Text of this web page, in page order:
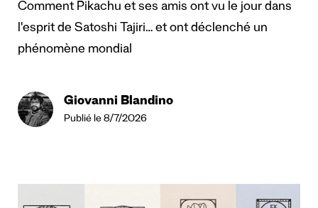
Comment Pikachu et ses amis ont vu le jour dans
l'esprit de Satoshi Tajiri… et ont déclenché un
phénomène mondial
Giovanni Blandino
Publié le 8/7/2026